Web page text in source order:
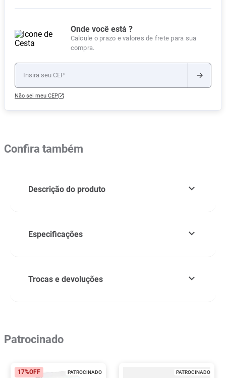
Onde você está ?
Calcule o prazo e valores de frete para sua
compra.
Não sei meu CEP
Confira também
Descrição do produto
Especificações
Trocas e devoluções
Patrocinado
PATROCINADO
17%OFF PATROCINADO